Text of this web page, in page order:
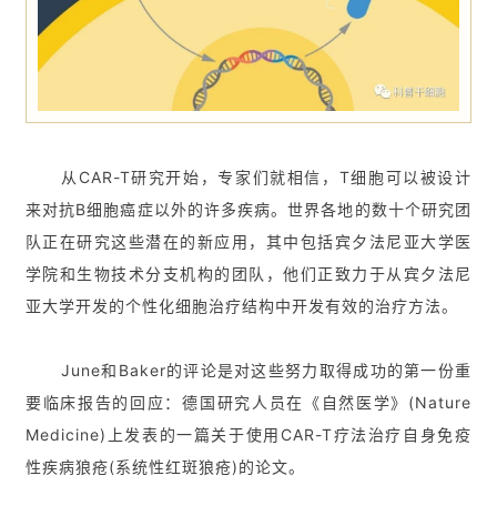
从CAR-T研究开始，专家们就相信，T细胞可以被设计
来对抗B细胞癌症以外的许多疾病。世界各地的数十个研究团
队正在研究这些潜在的新应用，其中包括宾夕法尼亚大学医
学院和生物技术分支机构的团队，他们正致力于从宾夕法尼
亚大学开发的个性化细胞治疗结构中开发有效的治疗方法。
June和Baker的评论是对这些努力取得成功的第一份重
要临床报告的回应：德国研究人员在《自然医学》(Nature
Medicine)上发表的一篇关于使用CAR-T疗法治疗自身免疫
性疾病狼疮(系统性红斑狼疮)的论文。